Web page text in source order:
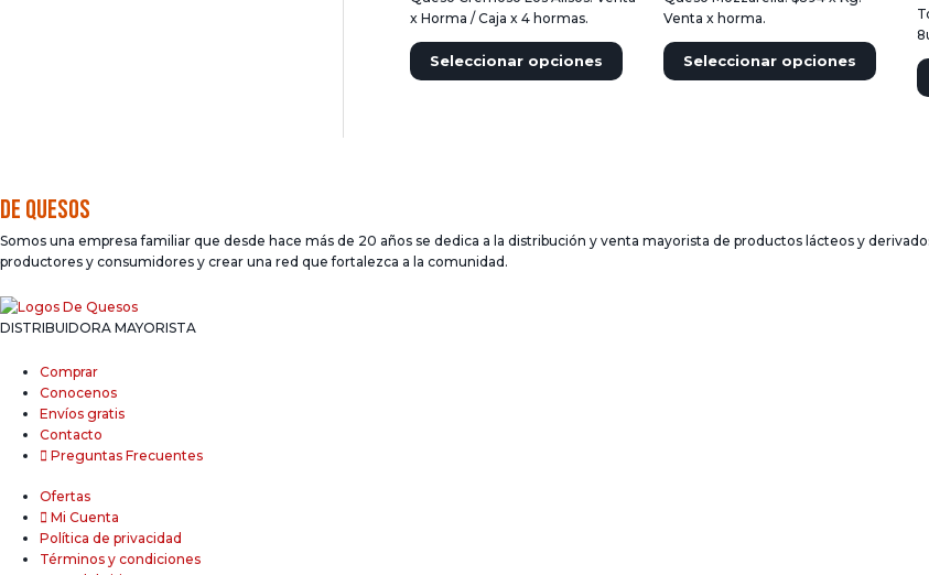
x Horma / Caja x 4 hormas.
Seleccionar opciones
Venta x horma.
Seleccionar opciones
DE QUESOS
Somos una empresa familiar que desde hace más de 20 años se dedica a la distribución y venta mayorista de productos lácteos y
productores y consumidores y crear una red que fortalezca a la comunidad.
DISTRIBUIDORA MAYORISTA
Comprar
Conocenos
Envíos gratis
Contacto
Preguntas Frecuentes
Ofertas
Mi Cuenta
Política de privacidad
Términos y condiciones